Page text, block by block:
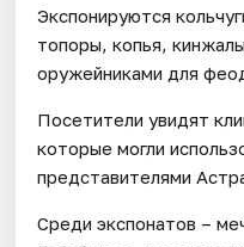
Экспонируются
топоры, копья,
оружейниками для
Посетители увидят
которые могли
представителями
Среди экспонатов –